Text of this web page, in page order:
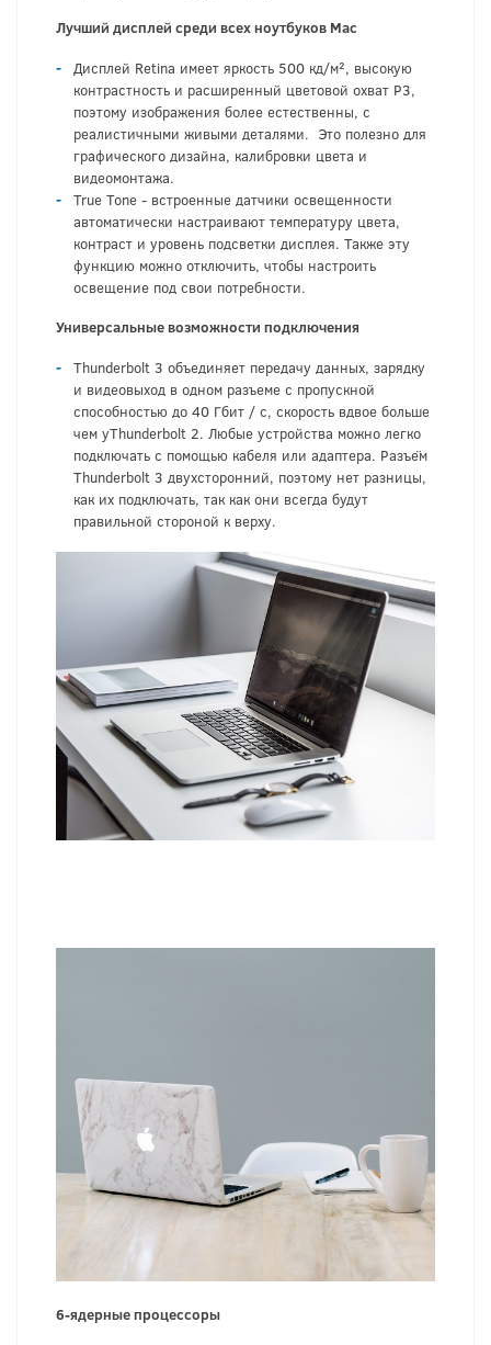
Лучший дисплей среди всех ноутбуков Mac
Дисплей Retina имеет яркость 500 кд/м², высокую
контрастность и расширенный цветовой охват P3,
поэтому изображения более естественны, с
реалистичными живыми деталями. Это полезно для
графического дизайна, калибровки цвета и
видеомонтажа.
True Tone - встроенные датчики освещенности
автоматически настраивают температуру цвета,
контраст и уровень подсветки дисплея. Также эту
функцию можно отключить, чтобы настроить
освещение под свои потребности.
Универсальные возможности подключения
Thunderbolt 3 объединяет передачу данных, зарядку
и видеовыход в одном разъеме с пропускной
способностью до 40 Гбит / с, скорость вдвое больше
чем уThunderbolt 2. Любые устройства можно легко
подключать с помощью кабеля или адаптера. Разъём
Thunderbolt 3 двухсторонний, поэтому нет разницы,
как их подключать, так как они всегда будут
правильной стороной к верху.
6-ядерные процессоры